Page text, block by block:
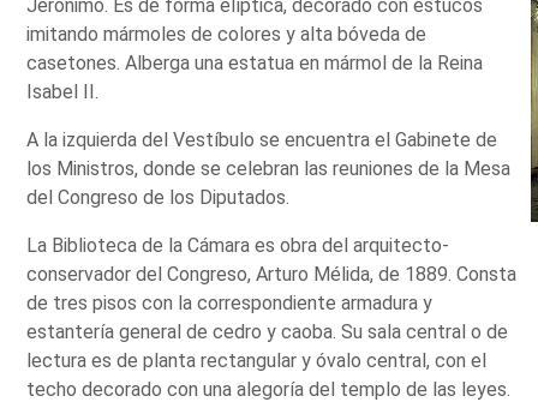
Jerónimo. Es de forma elíptica, decorado con estucos
imitando mármoles de colores y alta bóveda de
casetones. Alberga una estatua en mármol de la Reina
Isabel II.
A la izquierda del Vestíbulo se encuentra el Gabinete de
los Ministros, donde se celebran las reuniones de la Mesa
del Congreso de los Diputados.
La Biblioteca de la Cámara es obra del arquitecto-
conservador del Congreso, Arturo Mélida, de 1889. Consta
de tres pisos con la correspondiente armadura y
estantería general de cedro y caoba. Su sala central o de
lectura es de planta rectangular y óvalo central, con el
techo decorado con una alegoría del templo de las leyes.